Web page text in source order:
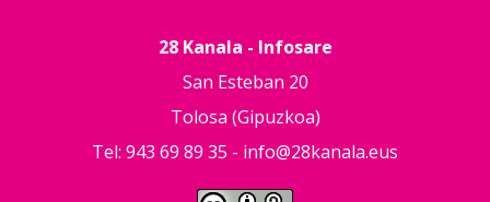
28 Kanala - Infosare
San Esteban 20
Tolosa (Gipuzkoa)
Tel: 943 69 89 35 - info@28kanala.eus